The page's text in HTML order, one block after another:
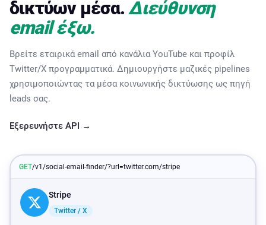
δικτύων μέσα.Διεύθυνση
email έξω.
Βρείτε εταιρικά email από κανάλια YouTube και προφίλ
Twitter/X προγραμματικά. Δημιουργήστε μαζικές pipelines
χρησιμοποιώντας τα μέσα κοινωνικής δικτύωσης ως πηγή
leads σας.
Εξερευνήστε API →
GET/v1/social-email-finder/?url=twitter.com/stripe
Stripe
Twitter / X